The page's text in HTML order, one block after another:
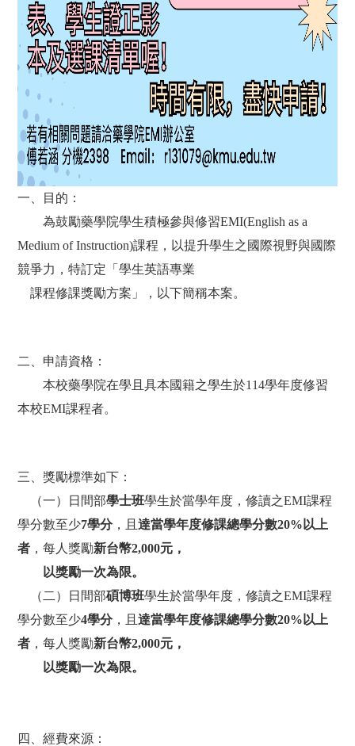
一、目的：
為鼓勵藥學院學生積極參與修習EMI(English as a
Medium of Instruction)課程，以提升學生之國際視野與國際
競爭力，特訂定「學生英語專業
課程修課獎勵方案」，以下簡稱本案。
二、申請資格：
本校藥學院在學且具本國籍之學生於114學年度修習
本校EMI課程者。
三、獎勵標準如下：
（一）
日間部學士班學生於當學年度，修讀之EMI課程
學分數至少7學分，且達當學年度修課總學分數20% 以上
者 ，每人獎勵新台幣2,000元，
以獎勵一次為限。
（二）
日間部碩博班學生於當學年度，修讀之EMI課程
學分數至少4學分，且達當學年度修課總學分數20% 以上
者 ，每人獎勵新台幣2,000元，
以獎勵一次為限。
四、經費來源：